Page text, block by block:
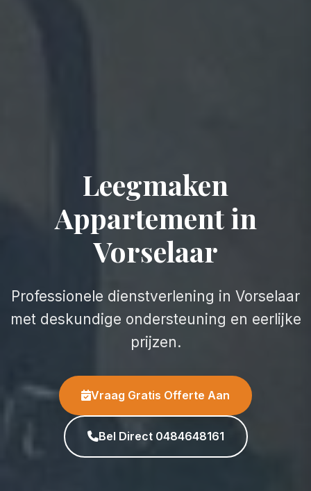
Leegmaken
Appartement in
Vorselaar
Professionele dienstverlening in Vorselaar
met deskundige ondersteuning en eerlijke
prijzen.
Vraag Gratis Offerte Aan
Bel Direct 0484648161